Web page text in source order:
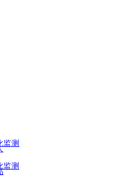
监测
监测